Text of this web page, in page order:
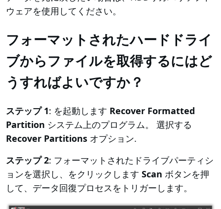
ウェアを使用してください。
フォーマットされたハードドライ
ブからファイルを取得するにはど
うすればよいですか？
ステップ 1: を起動します Recover Formatted
Partition システム上のプログラム。 選択する
Recover Partitions オプション.
ステップ 2: フォーマットされたドライブパーティシ
ョンを選択し、をクリックします Scan ボタンを押
して、データ回復プロセスをトリガーします。